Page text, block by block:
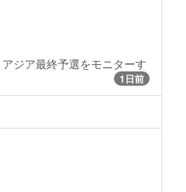
ジア最終予選をモニターす
1日前